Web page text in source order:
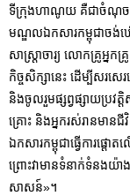
ទីក្រុងហាណូយ គឺជាចំណុចចា
មណ្ឌល​ឯកសារកម្ពុជាចង់ឃ
សាស្រ្តាចារ្យ លោកគ្រូអ្ន
កិច្ចសិក្សានេះ ដើម្បីសរស
និងចូលរួមផ្សព្វផ្សាយប្រវត្តិ​
គ្រោះ និងអ្នករស់រានមាន
ឯកសារកម្ពុជា​ធ្វើការផ្តោ
ព្រោះ​វា​មាន​ទំនាក់ទំនង​យ៉
សាសន៍»។